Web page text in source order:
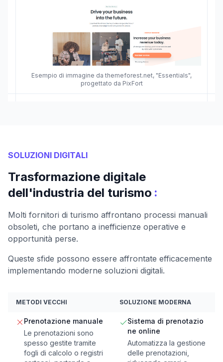
Esempio di immagine da themeforest.net, "Essentials",
progettato da PixFort
SOLUZIONI DIGITALI
Trasformazione digitale
dell'industria del turismo :
Molti fornitori di turismo affrontano processi manuali
obsoleti, che portano a inefficienze operative e
opportunità perse.
Queste sfide possono essere affrontate efficacemente
implementando moderne soluzioni digitali.
METODI VECCHI SOLUZIONE MODERNA
Prenotazione manuale
Le prenotazioni sono
spesso gestite tramite
fogli di calcolo o registri
Sistema di prenotazio
ne online
Automatizza la gestione
delle prenotazioni,